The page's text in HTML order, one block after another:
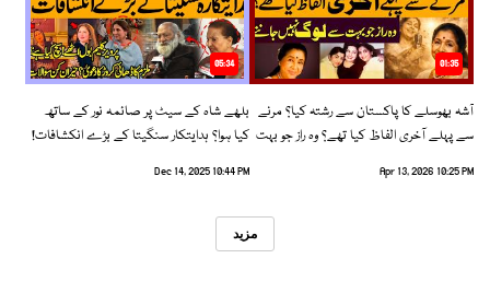
01:35
آشہ بھوسلے کا پاکستان سے رشتہ کیا؟ مرنے
سے پہلے آخری الفاظ کیا تھے؟ وہ راز جو بہت
Apr 13, 2026 10:25 PM
05:34
بلھے شاہ کے سیٹ پر صائمہ نور کے ساتھ
کیا ہوا؟ ہدایتکار سنگیتا کے بڑے انکشافات!
Dec 14, 2025 10:44 PM
مزید